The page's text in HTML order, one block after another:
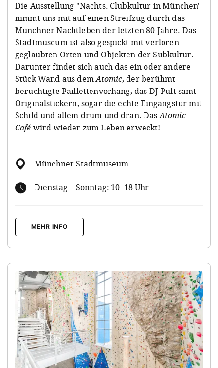
Die Ausstellung "Nachts. Clubkultur in München"
nimmt uns mit auf einen Streifzug durch das
Münchner Nachtleben der letzten 80 Jahre. Das
Stadtmuseum ist also gespickt mit verloren
geglaubten Orten und Objekten der Subkultur.
Darunter findet sich auch das ein oder andere
Stück Wand aus demAtomic, der berühmt
berüchtigte Paillettenvorhang, das DJ-Pult samt
Originalstickern, sogar die echte Eingangstür mit
Schild und allem drum und dran. DasAtomic
Café wird wieder zum Leben erweckt!
Münchner Stadtmuseum
Dienstag – Sonntag: 10–18 Uhr
MEHR INFO